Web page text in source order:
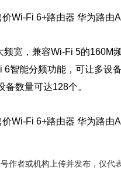
宽，兼容Wi-Fi 5的160M
智能分频功能，可让多设
数量可达128个。
作者或机构上传并发布，仅